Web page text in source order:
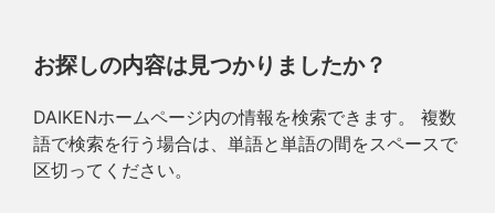
お探しの内容は見つかりましたか？
DAIKENホームページ内の情報を検索できます。 複数
語で検索を行う場合は、単語と単語の間をスペースで
区切ってください。